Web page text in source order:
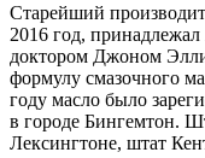
Старейший
2016 год,
доктором Джоном
формулу смазочного
году масло было
в городе Бингемтон.
Лексингтоне, штат